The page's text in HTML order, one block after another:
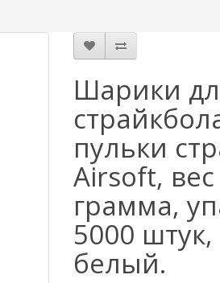
Шарики
пульки
Airsoft, вес
грамма,
5000 штук,
белый.